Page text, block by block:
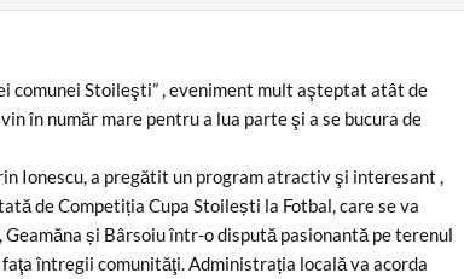
comunei Stoileşti” , eveniment mult aşteptat atât de
în număr mare pentru a lua parte şi a se bucura de
Ionescu, a pregătit un program atractiv şi interesant ,
de Competiția Cupa Stoilești la Fotbal, care se va
și Bârsoiu într-o dispută pasionantă pe terenul
întregii comunităţi. Administrația locală va acorda